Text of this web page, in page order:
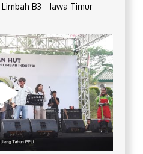
B3 - Jawa Timur